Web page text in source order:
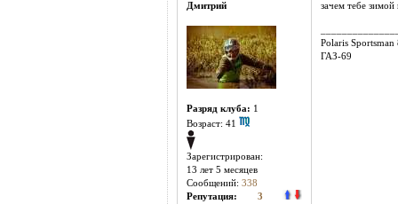
Дмитрий
Разряд клуба: 1
Возраст: 41
Зарегистрирован:
13 лет 5 месяцев
Сообщений: 338
Репутация: 3
зачем тебе
Polaris Sportsman
ГАЗ-69